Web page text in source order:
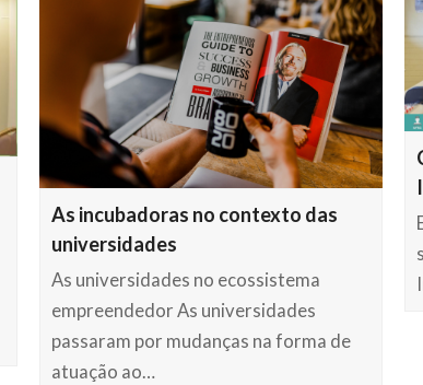
As incubadoras no contexto das
universidades
As universidades no ecossistema
empreendedor As universidades
passaram por mudanças na forma de
atuação ao…